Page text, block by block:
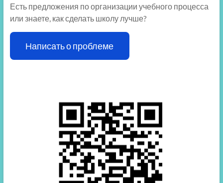
Есть предложения по организации учебного процесса
или знаете, как сделать школу лучше?
Написать о проблеме